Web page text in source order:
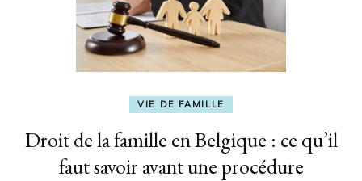
VIE DE FAMILLE
Droit de la famille en Belgique : ce qu’il
faut savoir avant une procédure